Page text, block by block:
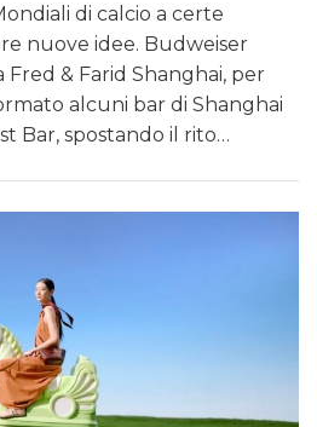
di calcio a certe
nuove idee. Budweiser
Fred & Farid Shanghai, per
alcuni bar di Shanghai
Bar, spostando il rito…